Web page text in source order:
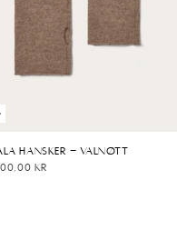
Hansker - Valnøtt
kr